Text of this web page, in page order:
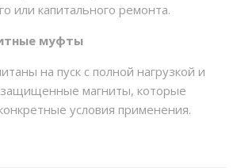
или капитального ремонта.
муфты
на пуск с полной нагрузкой и
магниты, которые
условия применения.